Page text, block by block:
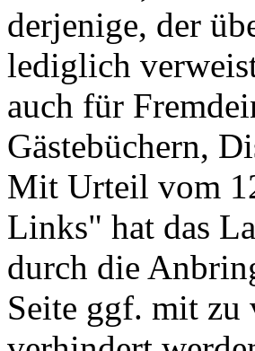
derjenige, der
lediglich
auch für
Gästebüchern,
Mit Urteil vom
Links" hat das
durch die
Seite ggf. mit zu